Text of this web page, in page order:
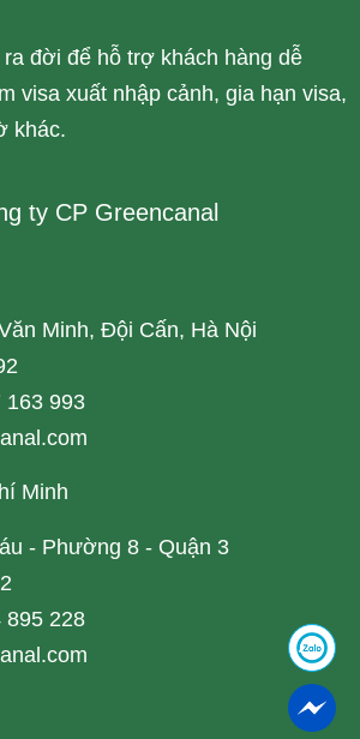
đời để hỗ trợ khách hàng dễ
visa xuất nhập cảnh, gia hạn visa,
khác.
ty CP Greencanal
Minh, Đội Cấn, Hà Nội
163 993
Minh
- Phường 8 - Quận 3
895 228